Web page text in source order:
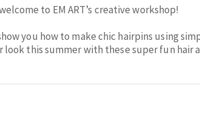
to EM ART’s creative workshop!
you how to make chic hairpins using
look this summer with these super fun hair